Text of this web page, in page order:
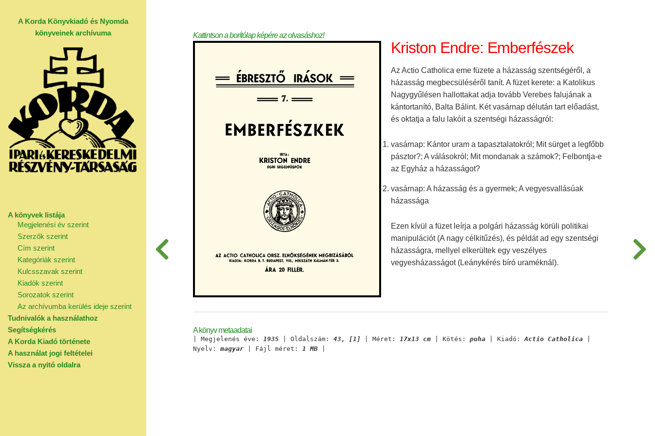
A Korda Könyvkiadó és Nyomda
könyveinek archívuma
A könyvek listája
Megjelenési év szerint
Szerzők szerint
Cím szerint
Kategóriák szerint
Kulcsszavak szerint
Kiadók szerint
Sorozatok szerint
Az archívumba kerülés ideje szerint
Tudnivalók a használathoz
Segítségkérés
A Korda Kiadó története
A használat jogi feltételei
Vissza a nyitó oldalra
Kattintson a borítólap képére az olvasáshoz!
Kriston Endre: Emberfészek
Az Actio Catholica eme füzete a házasság szentségéről, a
házasság megbecsüléséről tanít. A füzet kerete: a Katolikus
Nagygyűlésen hallottakat adja tovább Verebes falujának a
kántortanító, Balta Bálint. Két vasárnap délután tart előadást,
és oktatja a falu lakóit a szentségi házasságról:
vasárnap: Kántor uram a tapasztalatokról; Mit sürget a legfőbb
pásztor?; A válásokról; Mit mondanak a számok?; Felbontja-e
az Egyház a házasságot?
vasárnap: A házasság és a gyermek; A vegyesvallásúak
házassága
Ezen kívül a füzet leírja a polgári házasság körüli politikai
manipulációt (A nagy célkitűzés), és példát ad egy szentségi
házasságra, mellyel elkerültek egy veszélyes
vegyesházasságot (Leánykérés bíró uraméknál).
A könyv metaadatai
| Megjelenés éve: 1935 | Oldalszám: 43, [1] | Méret: 17x13 cm | Kötés: puha | Kiadó:Actio Catholica
Nyelv: magyar | Fájl méret: 1 MB